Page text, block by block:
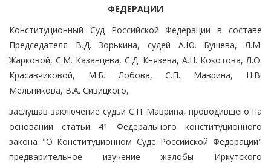
ФЕДЕРАЦИИ
Конституционный Суд Российской Федерации в составе
Председателя В.Д. Зорькина, судей А.Ю. Бушева, Л.М.
Жарковой, С.М. Казанцева, С.Д. Князева, А.Н. Кокотова, Л.О.
Красавчиковой, М.Б. Лобова, С.П. Маврина, Н.В.
Мельникова, В.А. Сивицкого,
заслушав заключение судьи С.П. Маврина, проводившего на
основании статьи 41 Федерального конституционного
закона "О Конституционном Суде Российской Федерации"
предварительное изучение жалобы Иркутского